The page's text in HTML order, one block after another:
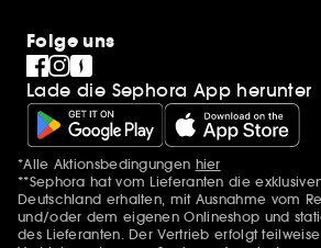
Folge uns
Lade die Sephora App herunter
Zusätzlich Erwähnungen
*Alle Aktionsbedingungen hier
**Sephora hat vom Lieferanten die
Deutschland erhalten, mit Ausnahme vom
und/oder dem eigenen Onlineshop und
des Lieferanten. Der Vertrieb erfolgt